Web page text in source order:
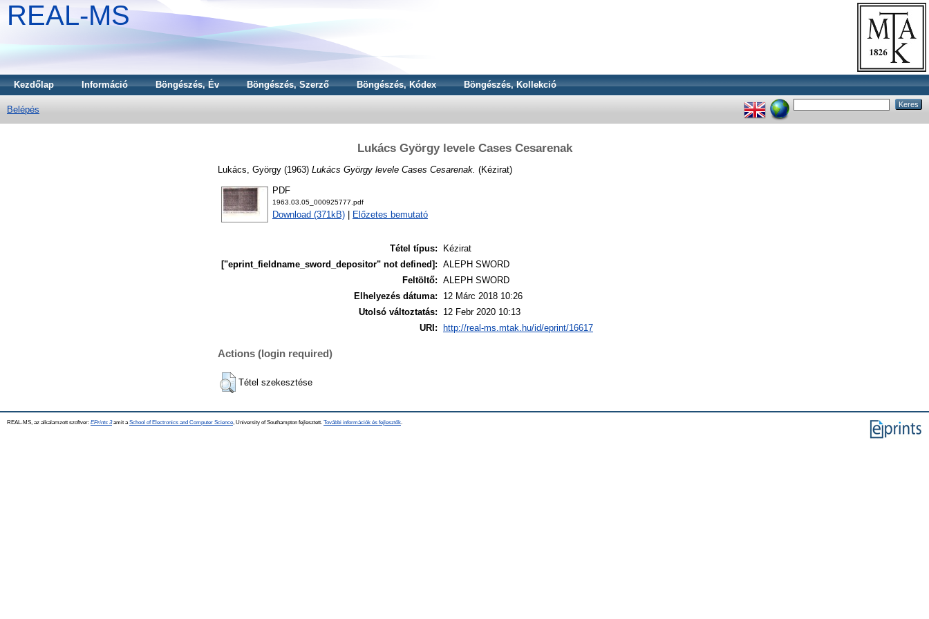
REAL-MS
Kezdőlap Információ Böngészés, Év Böngészés, Szerző Böngészés, Kódex Böngészés, Kollekció
Belépés
Lukács György levele Cases Cesarenak
Lukács, György (1963) Lukács György levele Cases Cesarenak. (Kézirat)
PDF
1963.03.05_000925777.pdf
Download (371kB) Előzetes bemutató
Tétel típus:
Kézirat
["eprint_fieldname_sword_depositor" not defined]: ALEPH SWORD
Feltöltő: ALEPH SWORD
Elhelyezés dátuma:
12 Márc 2018 10:26
Utolsó változtatás:
12 Febr 2020 10:13
URI:
http://real-ms.mtak.hu/id/eprint/16617
Actions (login required)
Tétel szekesztése
REAL-MS, az alkalamzott szoftver: EPrints 3amit a School of Electronics and Computer Science , University of Southampton fejlesztett. További információk és fejlesztők